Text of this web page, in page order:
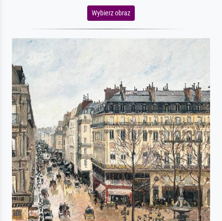
Wybierz obraz